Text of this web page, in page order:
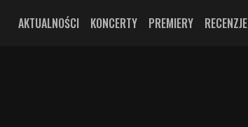
AKTUALNOŚCI KONCERTY PREMIERY RECENZJE